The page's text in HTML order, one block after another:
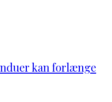
kan forlænge